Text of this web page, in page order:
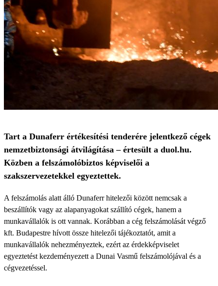
Tart a Dunaferr értékesítési tenderére jelentkező cégek
nemzetbiztonsági átvilágítása – értesült a duol.hu.
Közben a felszámolóbiztos képviselői a
szakszervezetekkel egyeztettek.
A felszámolás alatt álló Dunaferr hitelezői között nemcsak a
beszállítók vagy az alapanyagokat szállító cégek, hanem a
munkavállalók is ott vannak. Korábban a cég felszámolását végző
kft. Budapestre hívott össze hitelezői tájékoztatót, amit a
munkavállalók nehezményeztek, ezért az érdekképviselet
egyeztetést kezdeményezett a Dunai Vasmű felszámolójával és a
cégvezetéssel.